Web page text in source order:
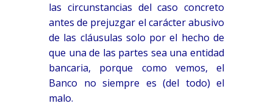
las circunstancias del caso concreto
antes de prejuzgar el carácter abusivo
de las cláusulas solo por el hecho de
que una de las partes sea una entidad
bancaria, porque como vemos, el
Banco no siempre es (del todo) el
malo.